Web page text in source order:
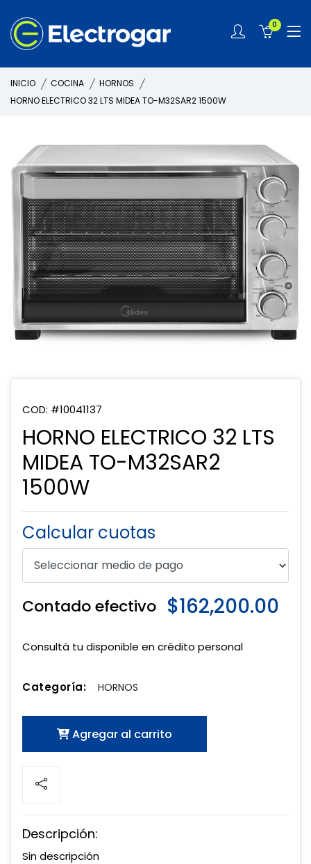
0
INICIO COCINA
HORNOS
HORNO ELECTRICO 32 LTS MIDEA TO-M32SAR2 1500W
COD: #10041137
HORNO ELECTRICO 32 LTS
MIDEA TO-M32SAR2
1500W
Calcular cuotas
Contado efectivo $162,200.00
Consultá tu disponible en crédito personal
Categoría: HORNOS
Agregar al carrito
Descripción:
Sin descripción